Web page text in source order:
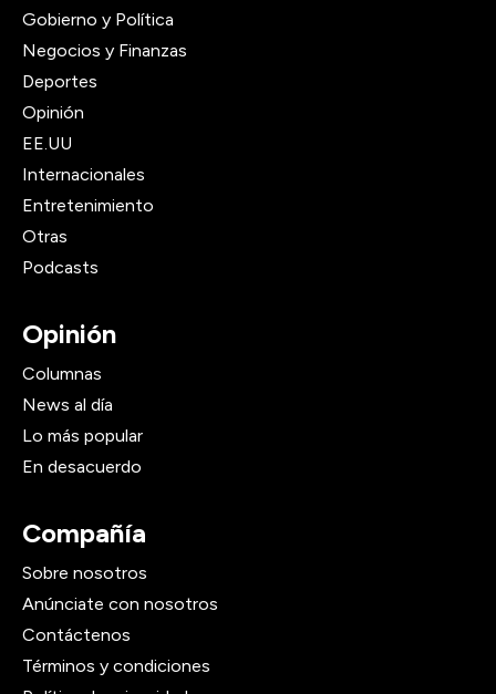
Gobierno y Política
Negocios y Finanzas
Deportes
Opinión
EE.UU
Internacionales
Entretenimiento
Otras
Podcasts
Opinión
Columnas
News al día
Lo más popular
En desacuerdo
Compañía
Sobre nosotros
Anúnciate con nosotros
Contáctenos
Términos y condiciones